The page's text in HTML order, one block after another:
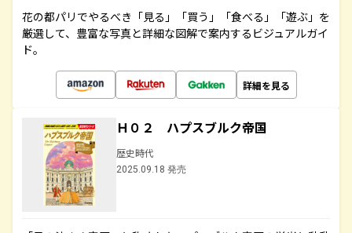
花の都パリでやるべき「見る」「買う」「食べる」「遊ぶ」を
厳選して、豊富な写真と詳細な図解で案内するビジュアルガイ
ド。
詳細を見る
Ｈ０２ ハプスブルク帝国
歴史時代
2025.09.18 発売